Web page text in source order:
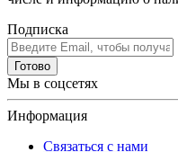
Подписка
Готово
Мы в соцсетях
Информация
Связаться с нами